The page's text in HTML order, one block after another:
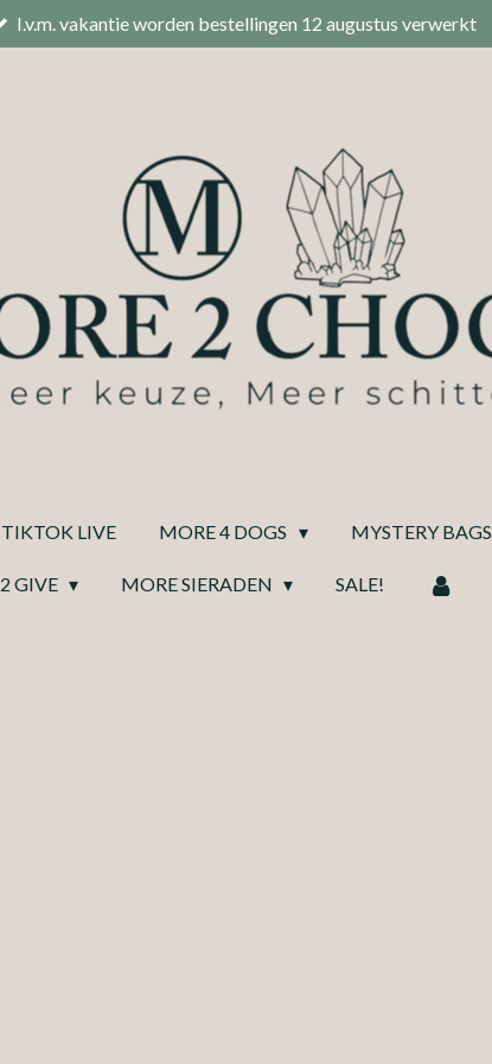
I.v.m. vakantie worden bestellingen 12 augustus verwerkt
LIVE MORE 4 DOGS MYSTERY BAGS
GIVE MORE SIERADEN SALE!